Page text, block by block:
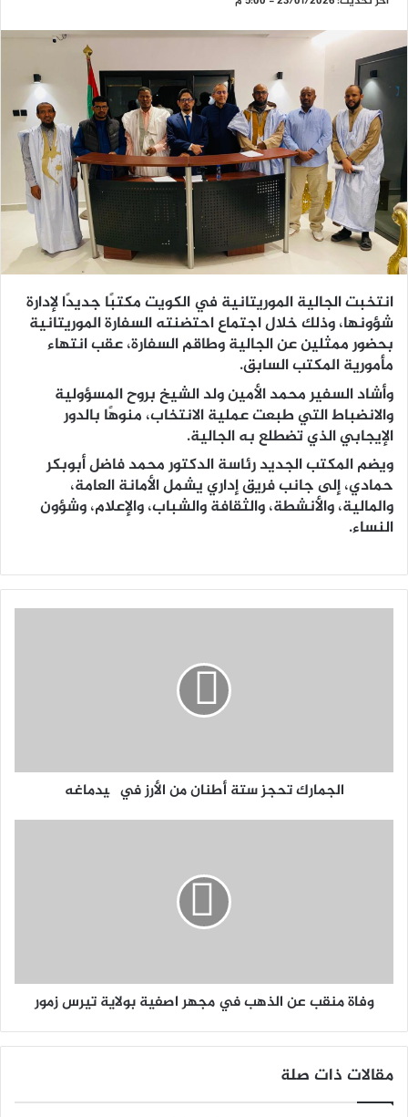
انتخبت الجالية الموريتانية في الكويت مكتبًا جديدًا لإدارة
شؤونها، وذلك خلال اجتماع احتضنته السفارة الموريتانية
بحضور ممثلين عن الجالية وطاقم السفارة، عقب انتهاء
مأمورية المكتب السابق.
وأشاد السفير محمد الأمين ولد الشيخ بروح المسؤولية
والانضباط التي طبعت عملية الانتخاب، منوهًا بالدور
الإيجابي الذي تضطلع به الجالية.
ويضم المكتب الجديد رئاسة الدكتور محمد فاضل أبوبكر
حمادي، إلى جانب فريق إداري يشمل الأمانة العامة،
والمالية، والأنشطة، والثقافة والشباب، والإعلام، وشؤون
النساء.
الجمارك تحجز ستة أطنان من الأرز في گيدماغه
وفاة منقب عن الذهب في مجهر اصفية بولاية تيرس زمور
مقالات ذات صلة